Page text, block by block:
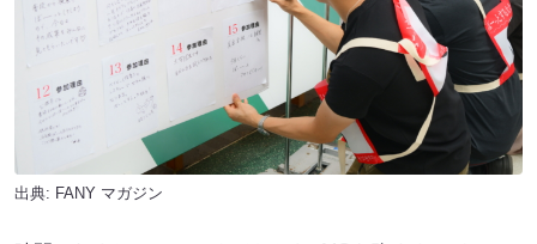
出典: FANY マガジン